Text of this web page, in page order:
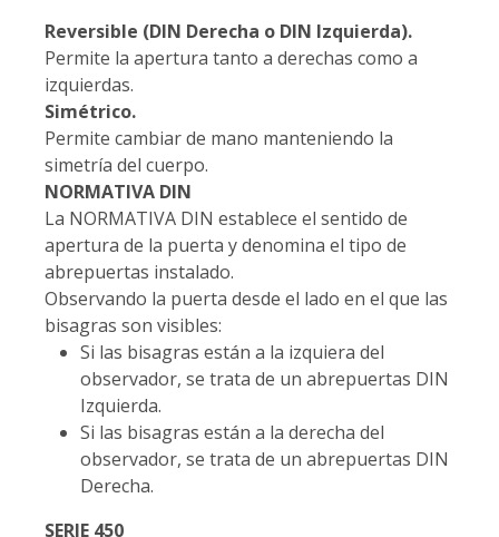
Reversible (DIN Derecha o DIN Izquierda).
Permite la apertura tanto a derechas como a
izquierdas.
Simétrico.
Permite cambiar de mano manteniendo la
simetría del cuerpo.
NORMATIVA DIN
La NORMATIVA DIN establece el sentido de
apertura de la puerta y denomina el tipo de
abrepuertas instalado.
Observando la puerta desde el lado en el que las
bisagras son visibles:
Si las bisagras están a la izquiera del
observador, se trata de un abrepuertas DIN
Izquierda.
Si las bisagras están a la derecha del
observador, se trata de un abrepuertas DIN
Derecha.
SERIE 450